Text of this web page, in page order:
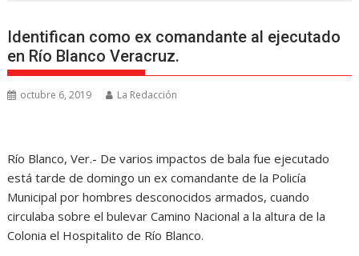
Identifican como ex comandante al ejecutado
en Río Blanco Veracruz.
octubre 6, 2019 La Redacción
Río Blanco, Ver.- De varios impactos de bala fue ejecutado
está tarde de domingo un ex comandante de la Policía
Municipal por hombres desconocidos armados, cuando
circulaba sobre el bulevar Camino Nacional a la altura de la
Colonia el Hospitalito de Río Blanco.